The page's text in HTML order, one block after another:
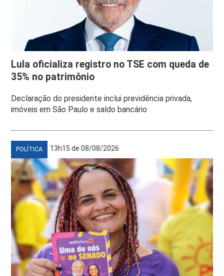
Lula oficializa registro no TSE com queda de
35% no patrimônio
Declaração do presidente inclui previdência privada,
imóveis em São Paulo e saldo bancário
POLÍTICA 13h15 de 08/08/2026